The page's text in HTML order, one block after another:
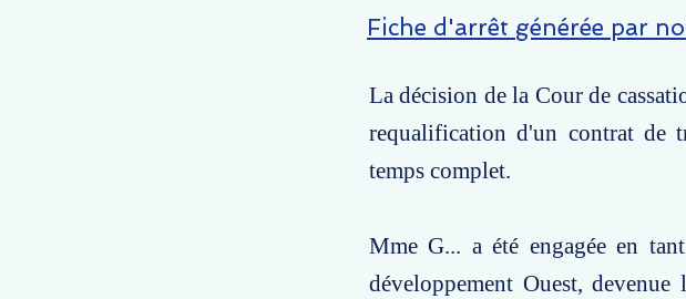
Fiche d'arrêt générée par
La décision de la Cour de
requalification d'un contrat de
temps complet.
Mme G... a été engagée en
développement Ouest,